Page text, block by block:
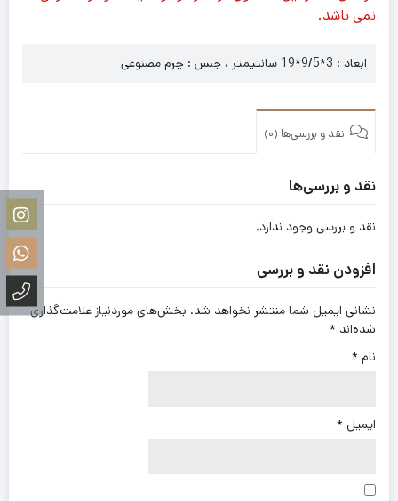
نمی باشد.
ابعاد : 3*9/5*19 سانتیمتر ، جنس : چرم مصنوعی
نقد و بررسی‌ها (0)
نقد و بررسی‌ها
نقد و بررسی وجود ندارد.
افزودن نقد و بررسی
نشانی ایمیل شما منتشر نخواهد شد. بخش‌های موردنیاز علامت‌گذاری
شده‌اند *
نام *
ایمیل *